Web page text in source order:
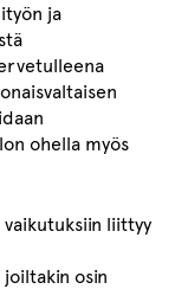
ja
ohella myös
vaikutuksiin liittyy
osin